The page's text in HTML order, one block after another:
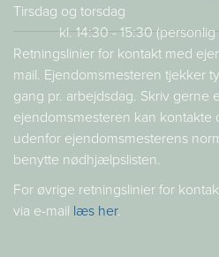
Tirsdag og torsdag
kl. 14:30 - 15:30
Retningslinier for kontakt med
mail. Ejendomsmesteren tjekker
gang pr. arbejdsdag. Skriv gerne
ejendomsmesteren kan kontakte
udenfor ejendomsmesterens
benytte nødhjælpslisten.
For øvrige retningslinier for
via e-mail læs her.